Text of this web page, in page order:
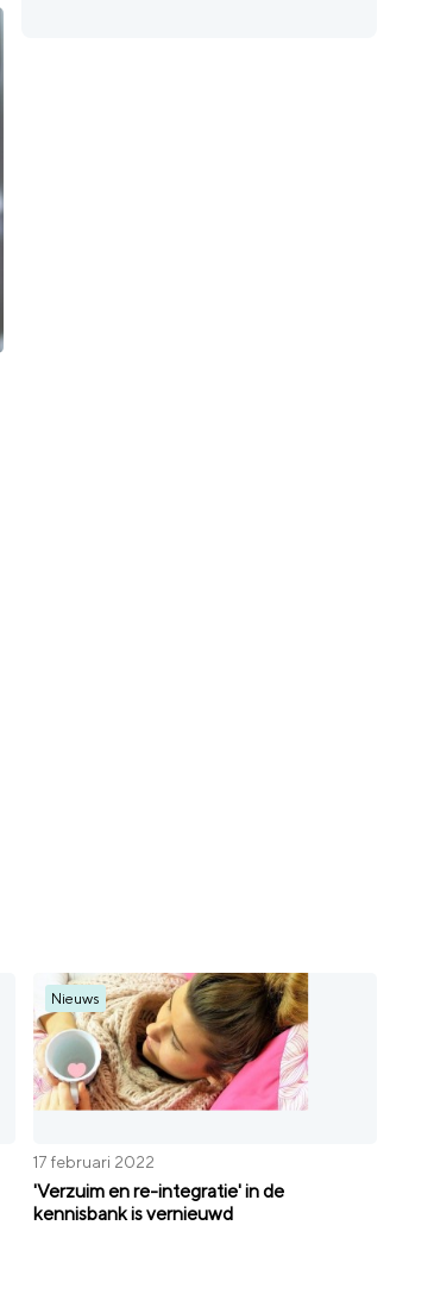
Nieuws
17 februari 2022
'Verzuim en re-integratie' in de
kennisbank is vernieuwd